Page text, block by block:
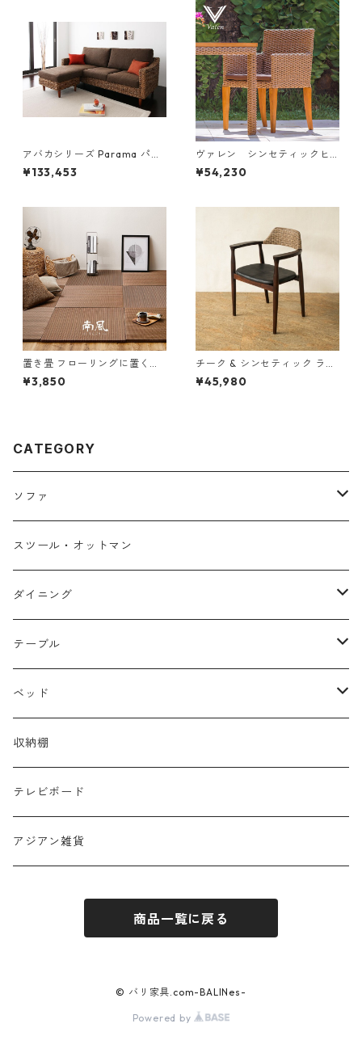
アバカシリーズ Parama パラ
マ 3人掛けソファ
¥133,453
ヴァレン シンセティックヒ
ヤシンス アームチェア
¥54,230
置き畳 フローリングに置く畳
縁なし DIY カット可 滑り止め
アジアン 「南風」82cm 2色
¥3,850
チーク & シンセティック ラタ
ン ダイニングチェア
¥45,980
CATEGORY
ソファ
１人掛け
２人掛け
３人掛け
カウチソファ
スツール・オットマン
ダイニング
チェア・ベンチ
テーブル
セット
テーブル
ローテーブル
サイドテーブル
デスク・カウンター
ベッド
シングル
セミダブル
ダブル
収納棚
テレビボード
アジアン雑貨
商品一覧に戻る
© バリ家具.com-BALINes-
Powered by